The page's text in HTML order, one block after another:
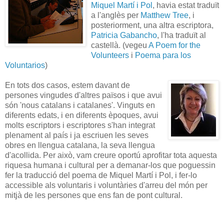
Miquel Martí i Pol , havia estat traduït
a l'anglès per Matthew Tree, i
posteriorment, una altra escriptora,
Patricia Gabancho, l'ha traduït al
castellà. (vegeu A Poem for the
Volunteers i Poema para los
Voluntarios)
En tots dos casos, estem davant de
persones vingudes d'altres països i que avui
són 'nous catalans i catalanes'. Vinguts en
diferents edats, i en diferents èpoques, avui
molts escriptors i escriptores s'han integrat
plenament al país i ja escriuen les seves
obres en llengua catalana, la seva llengua
d'acollida. Per això, vam creure oportú aprofitar tota aquesta
riquesa humana i cultural per a demanar-los que poguessin
fer la traducció del poema de Miquel Martí i Pol, i fer-lo
accessible als voluntaris i voluntàries d'arreu del món per
mitjà de les persones que ens fan de pont cultural.